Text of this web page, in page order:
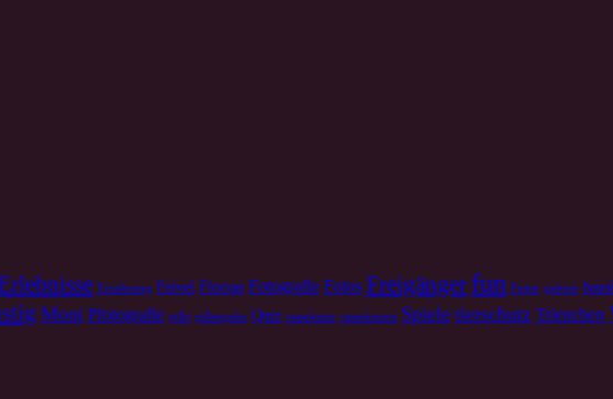
Ernährung Feivel Florian Fotografie Fotos Freigängerfun Futter gebote
Moni Pfotografie pille pillengabe Quiz rassekatze rassekatzen Spiele tierschutz Trienchen